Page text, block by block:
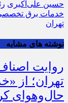
حسین علی‌اکبری
خدمات برق
تهران
نوشته های مشابه
روایت اصناف
تهران؛ از
حال‌وهوای